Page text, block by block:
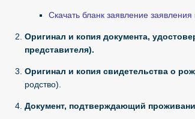
Скачать бланк заявление
Оригинал и копия документа,
представителя).
Оригинал и копия свидетельства о
родство).
Документ, подтверждающий